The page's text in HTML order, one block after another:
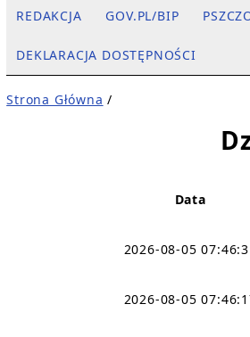
REDAKCJA GOV.PL/BIP
DEKLARACJA DOSTĘPNOŚCI
Strona Główna /
Data
2026-08-05
2026-08-05